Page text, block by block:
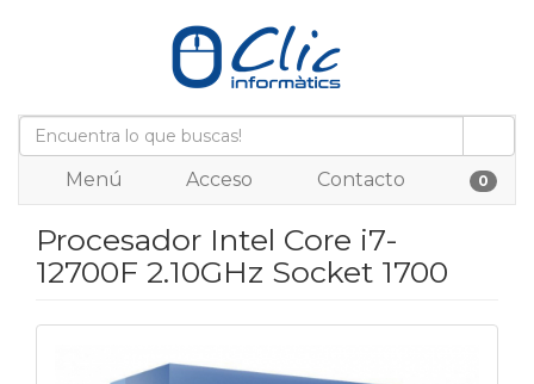
Menú Acceso Contacto 0
Procesador Intel Core i7-
12700F 2.10GHz Socket 1700